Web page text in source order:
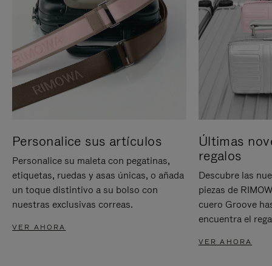
Personalice sus artículos
Personalice su maleta con pegatinas,
etiquetas, ruedas y asas únicas, o añada
un toque distintivo a su bolso con
nuestras exclusivas correas.
VER AHORA
Últimas
regalos
Descubre las
piezas de
cuero Groove
encuentra el
VER AHORA